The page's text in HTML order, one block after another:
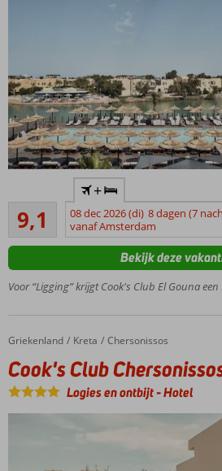
min.
leeftijd
16 jaar
in El
Gouna
Zwembad
ligbedjes
Halfpension
ook
mogelijk
9,1Uitstekend
62
beoordelingen
+
08 dec 2026 (di) 8 dagen (7
vanaf Amsterdam
Voor “Ligging” krijgt Cook's Club El Gouna een
Bekijk deze
Home
Griekenland Kreta Chersonissos
Cook's Club Chersonissos
Cook's Club
Logies en ontbijt-Hotel